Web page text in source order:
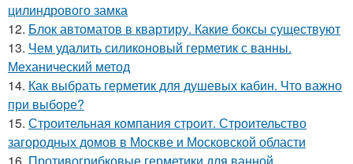
цилиндрового замка
12. Блок автоматов в квартиру. Какие боксы существуют
13. Чем удалить силиконовый герметик с ванны.
Механический метод
14. Как выбрать герметик для душевых кабин. Что важно
при выборе?
15. Строительная компания строит. Строительство
загородных домов в Москве и Московской области